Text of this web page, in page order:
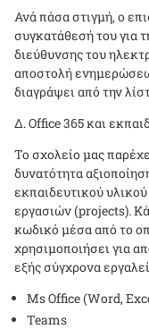
Ανά πάσα στιγμή, ο
συγκατάθεσή του για
διεύθυνσης του
αποστολή
διαγράψει από την
Δ.Office365 και
Το σχολείο μας
δυνατότητα
εκπαιδευτικού
εργασιών (projects).
κωδικό μέσα από το
χρησιμοποιήσει για
εξής σύγχρονα
Ms Office (Word,
Teams